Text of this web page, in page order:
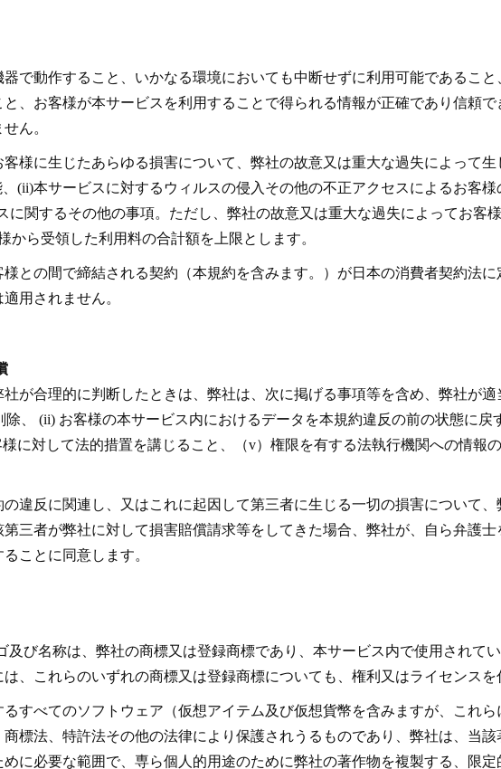
で動作すること、いかなる環境においても中断せずに利用可能であるこ
、お客様が本サービスを利用することで得られる情報が正確であり信頼
ん。
様に生じたあらゆる損害について、弊社の故意又は重大な過失によって
(ii)本サービスに対するウィルスの侵入その他の不正アクセスによるお客
に関するその他の事項。ただし、弊社の故意又は重大な過失によってお客
から受領した利用料の合計額を上限とします。
との間で締結される契約（本規約を含みます。）が日本の消費者契約法
用されません。
が合理的に判断したときは、弊社は、次に掲げる事項等を含め、弊社が
、 (ii) お客様の本サービス内におけるデータを本規約違反の前の状態に
に対して法的措置を講じること、（v）権限を有する法執行機関への情報
違反に関連し、又はこれに起因して第三者に生じる一切の損害について
三者が弊社に対して損害賠償請求等をしてきた場合、弊社が、自ら弁護
ことに同意します。
及び名称は、弊社の商標又は登録商標であり、本サービス内で使用されて
、これらのいずれの商標又は登録商標についても、権利又はライセンスを
すべてのソフトウェア（仮想アイテム及び仮想貨幣を含みますが、これ
標法、特許法その他の法律により保護されうるものであり、弊社は、当
に必要な範囲で、専ら個人的用途のために弊社の著作物を複製する、限